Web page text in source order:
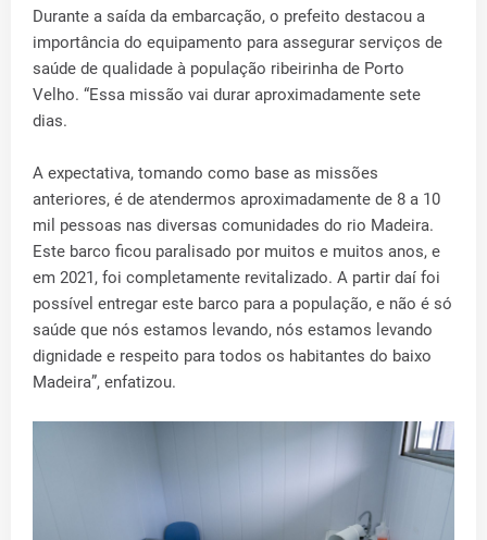
Durante a saída da embarcação, o prefeito destacou a
importância do equipamento para assegurar serviços de
saúde de qualidade à população ribeirinha de Porto
Velho. “Essa missão vai durar aproximadamente sete
dias.
A expectativa, tomando como base as missões
anteriores, é de atendermos aproximadamente de 8 a 10
mil pessoas nas diversas comunidades do rio Madeira.
Este barco ficou paralisado por muitos e muitos anos, e
em 2021, foi completamente revitalizado. A partir daí foi
possível entregar este barco para a população, e não é só
saúde que nós estamos levando, nós estamos levando
dignidade e respeito para todos os habitantes do baixo
Madeira”, enfatizou.